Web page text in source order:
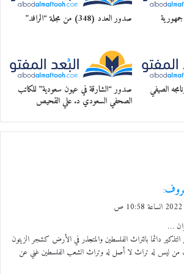
حول المتحف الفلسطيني في مدينة
في جمهورية صدور العدد (348) من مجلة “الرافد”
الصيفي صدور “الشارقة في عيون سعودية” للكاتب
الصحفي السعودي د. علي القحيص
:
…
دائما بالتراث الفلسطين والمتجذر في الأرض كشجر الزيتون
ليس له تراث لا أصل له وتراث الشعب الفلسطين غني عن